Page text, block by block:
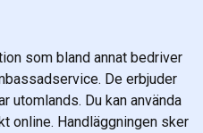
som bland annat bedriver
De erbjuder
utomlands. Du kan använda
online. Handläggningen sker